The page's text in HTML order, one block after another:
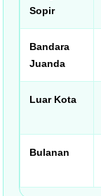
Sopir
Bandara
Juanda
Luar Kota
Bulanan